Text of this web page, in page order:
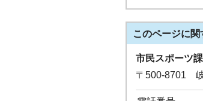
このページに関
市民スポーツ課
〒500-8701